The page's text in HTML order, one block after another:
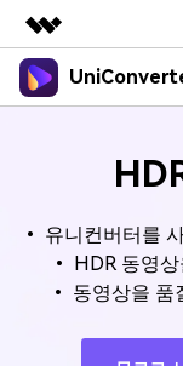
주요 제품
뉴스룸
올인원 미디어 툴
유니컨버터-
유니컨버터-
온라인 도구
• 유니컨버터를
• HDR 동영
• 동영상을 품